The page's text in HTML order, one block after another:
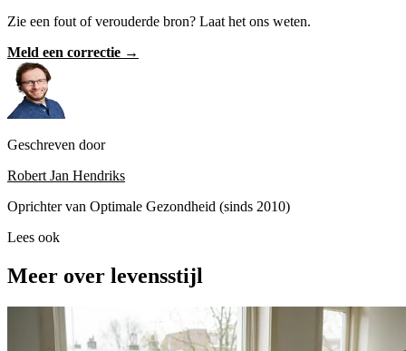
Zie een fout of verouderde bron? Laat het ons weten.
Meld een correctie →
Geschreven door
Robert Jan Hendriks
Oprichter van Optimale Gezondheid (sinds 2010)
Lees ook
Meer over levensstijl